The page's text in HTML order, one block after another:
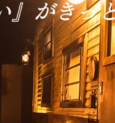
』がきっ